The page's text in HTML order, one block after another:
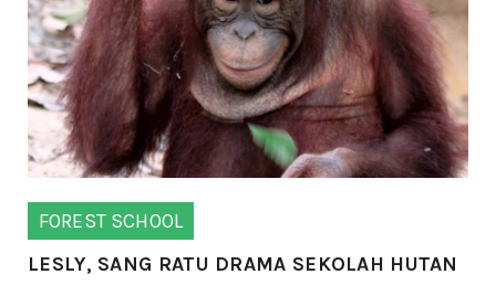
FOREST SCHOOL
LESLY, SANG RATU DRAMA SEKOLAH HUTAN